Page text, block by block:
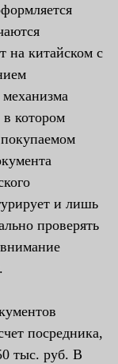
на китайском с
котором
и лишь
проверять
посредника,
тыс. руб. В